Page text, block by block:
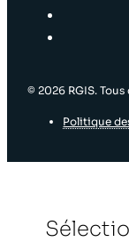
© 2026 RGIS.
Politique